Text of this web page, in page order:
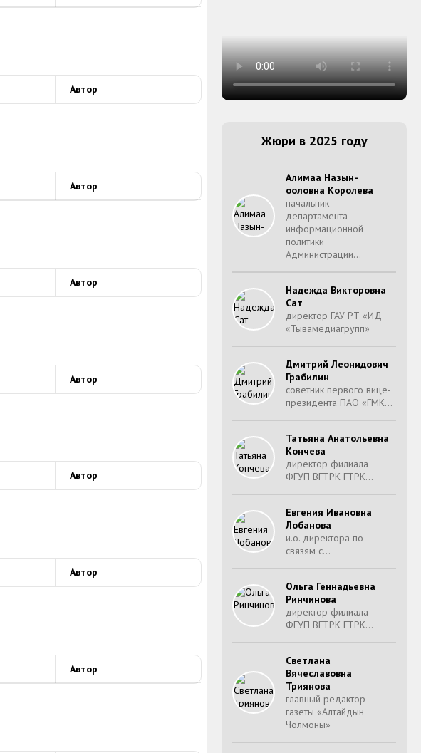
Жюри в 2025 году
Алимаа Назын-
ооловна Королева
начальник
департамента
информационной
политики
Администрации…
Надежда Викторовна
Сат
директор ГАУ РТ «ИД
«Тывамедиагрупп»
Дмитрий Леонидович
Грабилин
советник первого вице-
президента ПАО «ГМК…
Татьяна Анатольевна
Кончева
директор филиала
ФГУП ВГТРК ГТРК…
Евгения Ивановна
Лобанова
и.о. директора по
связям с…
Ольга Геннадьевна
Ринчинова
директор филиала
ФГУП ВГТРК ГТРК…
Светлана
Вячеславовна
Триянова
главный редактор
газеты «Алтайдын
Чолмоны»
Автор
Автор
Автор
Автор
Автор
Автор
Автор